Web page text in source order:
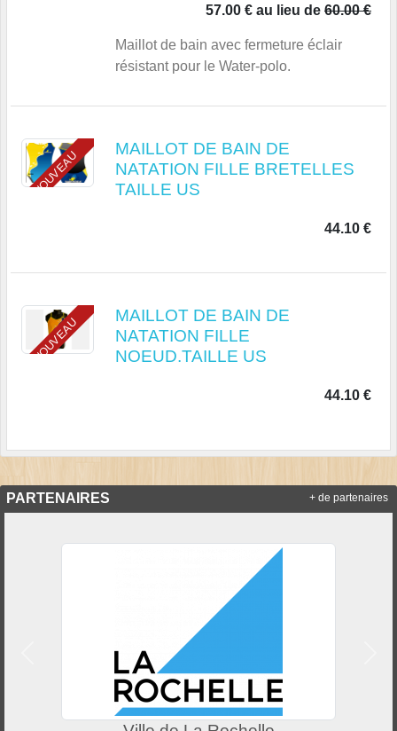
57.00 € au lieu de 60.00 €
Maillot de bain avec fermeture éclair
résistant pour le Water-polo.
NOUVEAU
MAILLOT DE BAIN DE
NATATION FILLE BRETELLES
TAILLE US
44.10 €
NOUVEAU
MAILLOT DE BAIN DE
NATATION FILLE
NOEUD.TAILLE US
44.10 €
PARTENAIRES + de partenaires